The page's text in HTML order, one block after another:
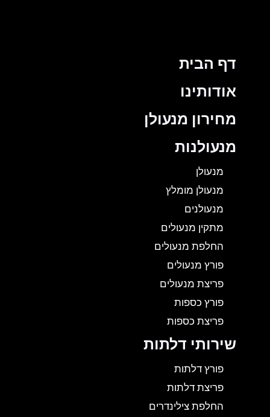
דף הבית
אודותינו
מחירון מנעולן
מנעולנות
מנעולן
מנעולן מומלץ
מנעולנים
מתקין מנעולים
החלפת מנעולים
פורץ מנעולים
פריצת מנעולים
פורץ כספות
פריצת כספות
שירותי דלתות
פורץ דלתות
פריצת דלתות
החלפת צילינדרים